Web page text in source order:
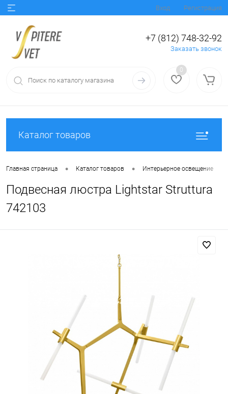
Вход Регистрация
+7 (812) 748-32-92
Заказать звонок
0
Каталог товаров
Главная страница • Каталог товаров • Интерьерное освещение
Подвесная люстра Lightstar Struttura
742103